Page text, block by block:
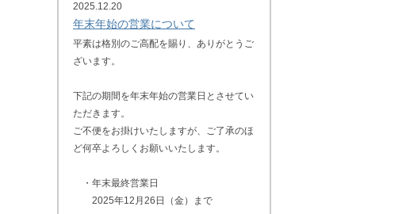
2025.12.20
年末年始の営業について
平素は格別のご高配を賜り、ありがとうご
ざいます。
下記の期間を年末年始の営業日とさせてい
ただきます。
ご不便をお掛けいたしますが、ご了承のほ
ど何卒よろしくお願いいたします。
・年末最終営業日
2025年12月26日（金）まで